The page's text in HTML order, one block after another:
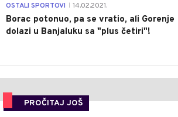
OSTALI SPORTOVI 14.02.2021.
Borac potonuo, pa se vratio, ali Gorenje
dolazi u Banjaluku sa "plus četiri"!
PROČITAJ JOŠ